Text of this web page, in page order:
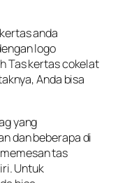
anda
logo
Tas kertas cokelat
Anda bisa
yang
dan beberapa di
tas
Untuk